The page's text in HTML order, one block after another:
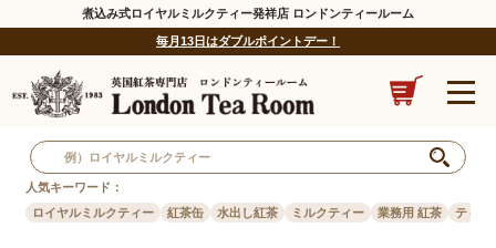
煮込み式ロイヤルミルクティー発祥店 ロンドンティールーム
毎月13日はダブルポイントデー！
人気キーワード：
ロイヤルミルクティー
紅茶缶 水出し紅茶 ミルクティー 業務用 紅茶 ティー